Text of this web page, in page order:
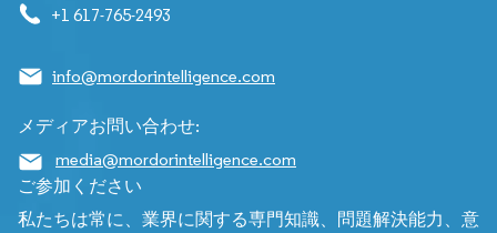
+1 617-765-2493
info@mordorintelligence.com
メディアお問い合わせ:
media@mordorintelligence.com
ご参加ください
私たちは常に、業界に関する専門知識、問題解決能力、意